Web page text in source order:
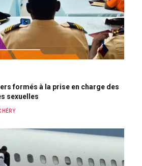
formés à la prise en charge des
sexuelles